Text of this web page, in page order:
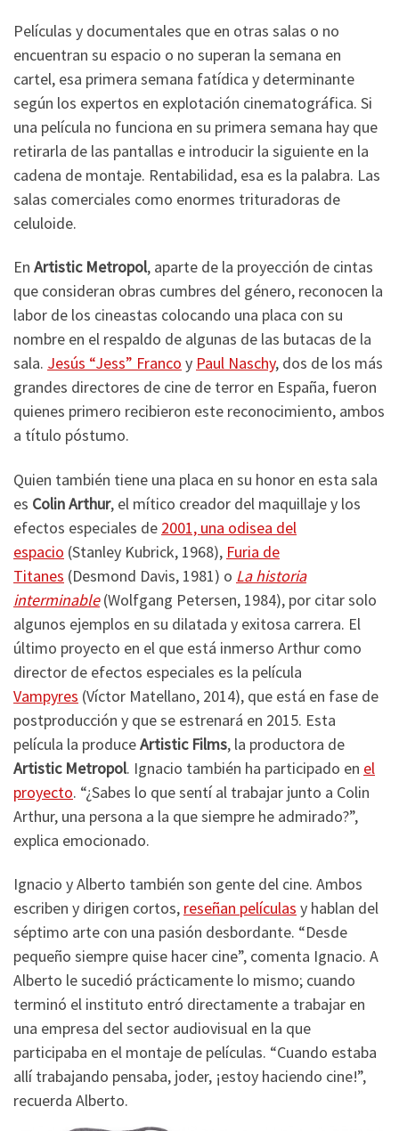
Películas y documentales que en otras salas o no
encuentran su espacio o no superan la semana en
cartel, esa primera semana fatídica y determinante
según los expertos en explotación cinematográfica. Si
una película no funciona en su primera semana hay que
retirarla de las pantallas e introducir la siguiente en la
cadena de montaje. Rentabilidad, esa es la palabra. Las
salas comerciales como enormes trituradoras de
celuloide.
En Artistic Metropol, aparte de la proyección de cintas
que consideran obras cumbres del género, reconocen la
labor de los cineastas colocando una placa con su
nombre en el respaldo de algunas de las butacas de la
sala. Jesús “Jess” Franco y Paul Naschy, dos de los más
grandes directores de cine de terror en España, fueron
quienes primero recibieron este reconocimiento, ambos
a título póstumo.
Quien también tiene una placa en su honor en esta sala
es Colin Arthur, el mítico creador del maquillaje y los
efectos especiales de 2001, una odisea del
espacio (Stanley Kubrick, 1968), Furia de
Titanes (Desmond Davis, 1981) o La historia
interminable(Wolfgang Petersen, 1984), por citar solo
algunos ejemplos en su dilatada y exitosa carrera. El
último proyecto en el que está inmerso Arthur como
director de efectos especiales es la película
Vampyres (Víctor Matellano, 2014), que está en fase de
postproducción y que se estrenará en 2015. Esta
película la produceArtistic Films, la productora de
Artistic Metropol. Ignacio también ha participado en el
proyecto. “¿Sabes lo que sentí al trabajar junto a Colin
Arthur, una persona a la que siempre he admirado?”,
explica emocionado.
Ignacio y Alberto también son gente del cine. Ambos
escriben y dirigen cortos, reseñan películas y hablan del
séptimo arte con una pasión desbordante. “Desde
pequeño siempre quise hacer cine”, comenta Ignacio. A
Alberto le sucedió prácticamente lo mismo; cuando
terminó el instituto entró directamente a trabajar en
una empresa del sector audiovisual en la que
participaba en el montaje de películas. “Cuando estaba
allí trabajando pensaba, joder, ¡estoy haciendo cine!”,
recuerda Alberto.